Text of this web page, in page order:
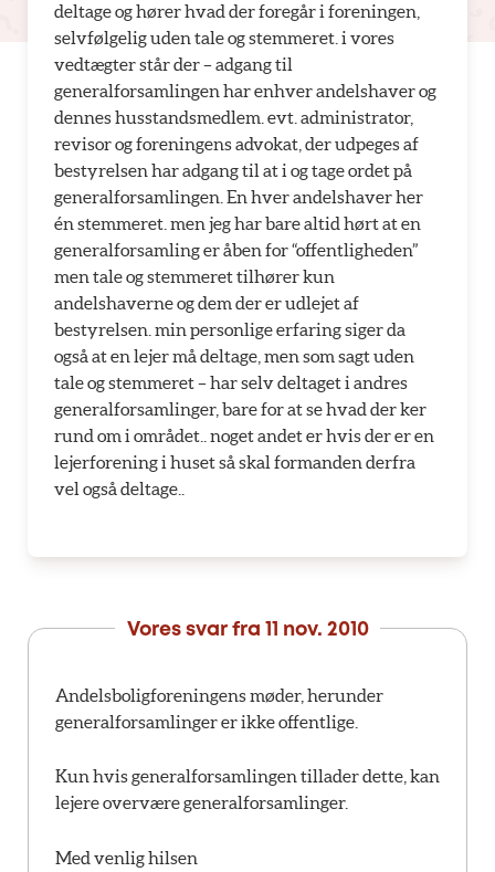
deltage og hører hvad der foregår i foreningen,
selvfølgelig uden tale og stemmeret. i vores
vedtægter står der – adgang til
generalforsamlingen har enhver andelshaver og
dennes husstandsmedlem. evt. administrator,
revisor og foreningens advokat, der udpeges af
bestyrelsen har adgang til at i og tage ordet på
generalforsamlingen. En hver andelshaver her
én stemmeret. men jeg har bare altid hørt at en
generalforsamling er åben for “offentligheden”
men tale og stemmeret tilhører kun
andelshaverne og dem der er udlejet af
bestyrelsen. min personlige erfaring siger da
også at en lejer må deltage, men som sagt uden
tale og stemmeret – har selv deltaget i andres
generalforsamlinger, bare for at se hvad der ker
rund om i området.. noget andet er hvis der er en
lejerforening i huset så skal formanden derfra
vel også deltage..
Vores svar fra 11 nov. 2010
Andelsboligforeningens møder, herunder
generalforsamlinger er ikke offentlige.
Kun hvis generalforsamlingen tillader dette, kan
lejere overvære generalforsamlinger.
Med venlig hilsen